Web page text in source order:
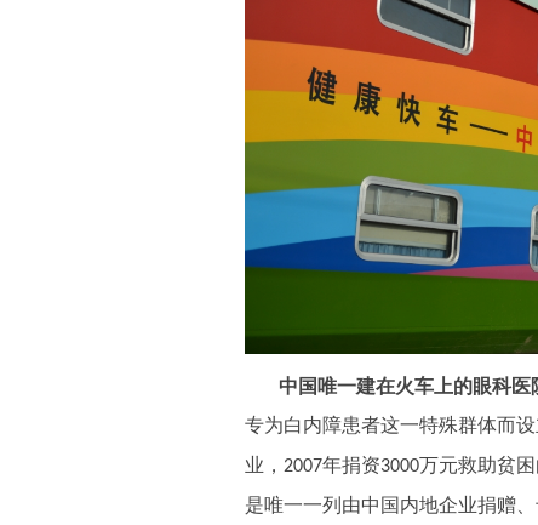
中国唯一建在火车上的眼科医
专为白内障患者这一特殊群体而
业， 2007年捐资3000万元救助贫
是唯一一列由中国内地企业捐赠